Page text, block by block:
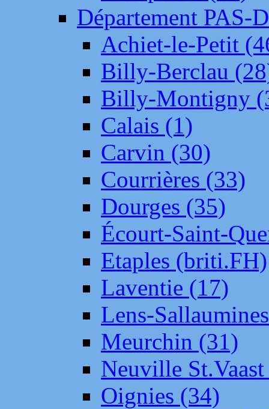
Département PAS-
Achiet-le-Petit
Billy-Berclau
Billy-Montigny
Calais (1)
Carvin (30)
Courrières (33)
Dourges (35)
Écourt-Saint-
Etaples (briti.FH)
Laventie (17)
Lens-
Meurchin (31)
Neuville
Oignies (34)